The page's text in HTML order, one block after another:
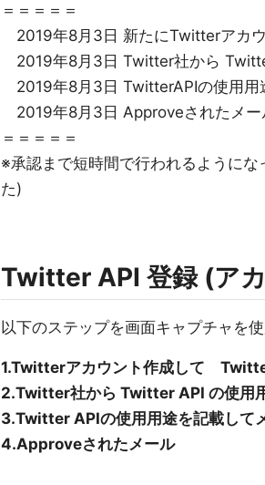
＝＝＝＝＝
2019年8月3日 新たにTwitterアカ
2019年8月3日 Twitter社から
2019年8月3日 TwitterAPIの使用
2019年8月3日 Approveされたメ
＝＝＝＝＝
※承認まで短時間で行われるように
た)
Twitter API 登録 (ア
以下のステップを画面キャプチャを使
1.Twitterアカウント作成して
2.Twitter社から Twitter API の使用
3.Twitter APIの使用用途を記載して
4.Approveされたメール